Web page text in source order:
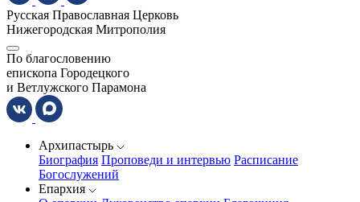
Русская Православная Церковь
Нижегородская Митрополия
По благословению
епископа Городецкого
и Ветлужского Парамона
Архипастырь
Биография Проповеди и интервью Расписание
Богослужений
Епархия